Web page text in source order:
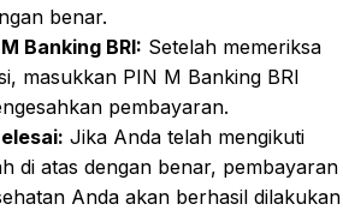
benar.
Banking BRI: Setelah memeriksa
masukkan PIN M Banking BRI
pembayaran.
Jika Anda telah mengikuti
di atas dengan benar, pembayaran
Anda akan berhasil dilakukan